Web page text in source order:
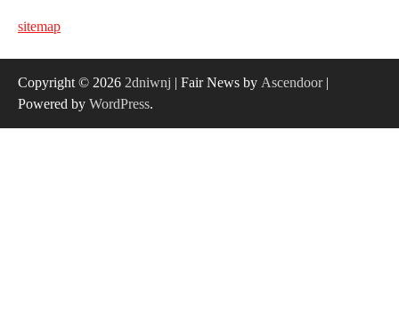
sitemap
Copyright © 2026 2dniwnj | Fair News by Ascendoor|
Powered by WordPress.